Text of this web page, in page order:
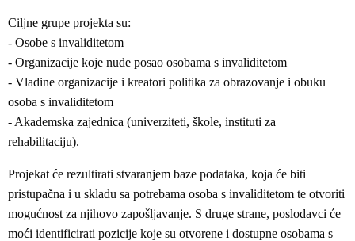
Ciljne grupe projekta su:
- Osobe s invaliditetom
- Organizacije koje nude posao osobama s invaliditetom
- Vladine organizacije i kreatori politika za obrazovanje i obuku
osoba s invaliditetom
- Akademska zajednica (univerziteti, škole, instituti za
rehabilitaciju).
Projekat će rezultirati stvaranjem baze podataka, koja će biti
pristupačna i u skladu sa potrebama osoba s invaliditetom te otvoriti
mogućnost za njihovo zapošljavanje. S druge strane, poslodavci će
moći identificirati pozicije koje su otvorene i dostupne osobama s